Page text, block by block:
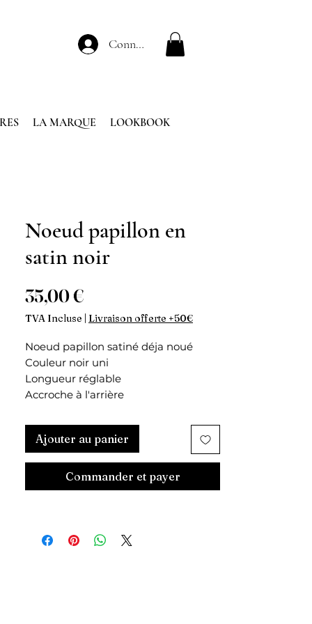
Connexion
LA MARQUE LOOKBOOK
Noeud papillon en
satin noir
35,00 €Prix
TVA Incluse | Livraison offerte +50€
Noeud papillon satiné déja noué
Couleur noir uni
Longueur réglable
Accroche à l'arrière
Ajouter au panier
Commander et payer